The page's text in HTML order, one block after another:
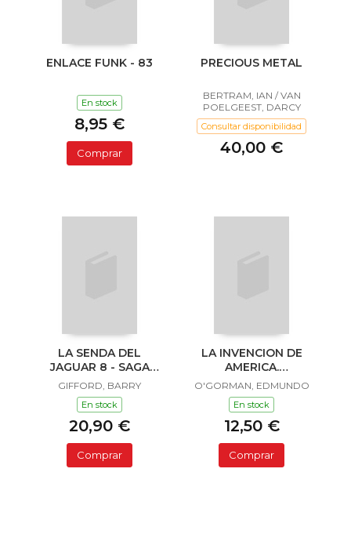
ENLACE FUNK - 83
En stock
8,95 €
Comprar
PRECIOUS METAL
BERTRAM, IAN / VAN
POELGEEST, DARCY
Consultar disponibilidad
40,00 €
LA SENDA DEL
JAGUAR 8 - SAGA
SAILOR Y LULA
GIFFORD, BARRY
En stock
20,90 €
Comprar
LA INVENCION DE
AMERICA.
INVESTIGACION
ACERCA DE L
O'GORMAN, EDMUNDO
En stock
12,50 €
Comprar